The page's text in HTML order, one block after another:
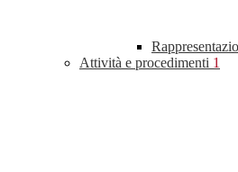
Attività e procedimenti 1